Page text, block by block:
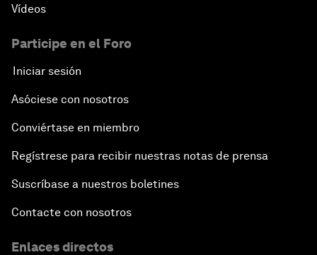
Vídeos
Participe en el Foro
Iniciar sesión
Asóciese con nosotros
Conviértase en miembro
Regístrese para recibir nuestras notas de prensa
Suscríbase a nuestros boletines
Contacte con nosotros
Enlaces directos